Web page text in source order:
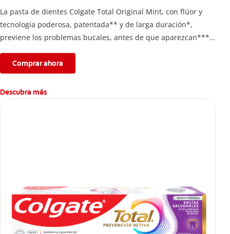
La pasta de dientes Colgate Total Original Mint, con flúor y
tecnología poderosa, patentada** y de larga duración*,
previene los problemas bucales, antes de que aparezcan****.
completa limpieza dental.
*Con el cepillado 2 veces por día y uso continuo por 4
semanas.
**Patentada en Estados Unidos.
Comprar ahora
Descubra más